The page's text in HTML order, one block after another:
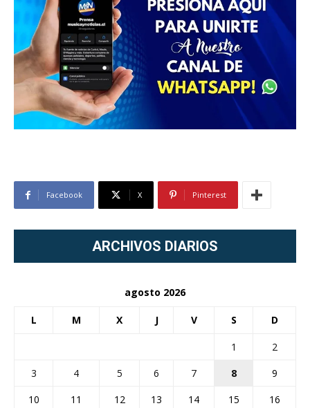
Facebook X Pinterest
ARCHIVOS DIARIOS
agosto 2026
L M X J V S D
1
2
3
4 5 6 7 8
9
10
11 12 13 14 15
16